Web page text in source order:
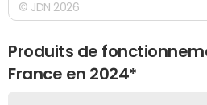
© JDN 2026
Produits de
France en 2024*